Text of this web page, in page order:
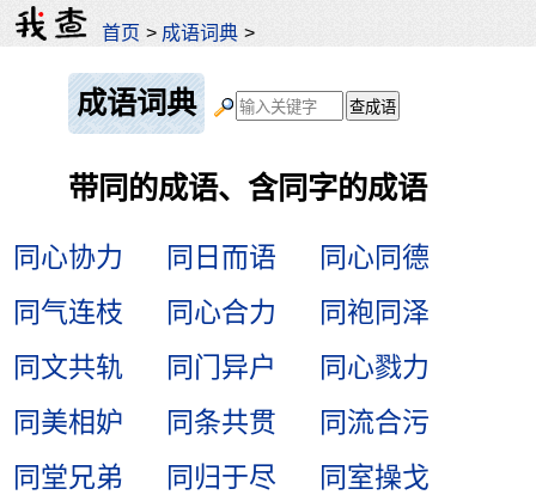
首页 > 成语词典 >
成语词典
带同的成语、含同字的成语
同心协力 同日而语
同心同德
同气连枝
同心合力
同袍同泽
同文共轨
同门异户
同心戮力
同美相妒
同条共贯
同流合污
同堂兄弟
同归于尽
同室操戈